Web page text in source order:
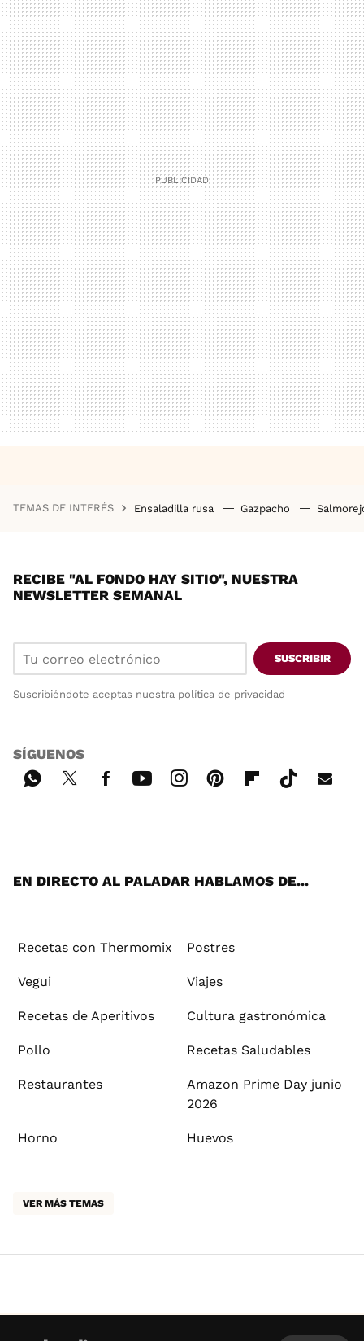
TEMAS DE INTERÉS Ensaladilla rusa Gazpacho
RECIBE "AL FONDO HAY SITIO", NUESTRA
NEWSLETTER SEMANAL
SUSCRIBIR
Suscribiéndote aceptas nuestra política de privacidad
SÍGUENOS
EN DIRECTO AL PALADAR HABLAMOS DE...
Recetas con Thermomix Postres
Vegui Viajes
Recetas de Aperitivos Cultura gastronómica
Pollo Recetas Saludables
Restaurantes
Amazon Prime Day junio
2026
Horno Huevos
VER MÁS TEMAS